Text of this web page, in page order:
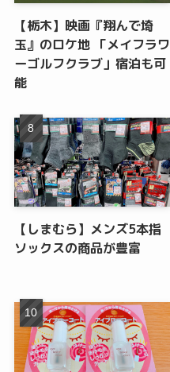
【栃木】映画『翔んで埼
玉』のロケ地 「メイフラワ
ーゴルフクラブ」宿泊も可
能
【しまむら】メンズ5本指
ソックスの商品が豊富